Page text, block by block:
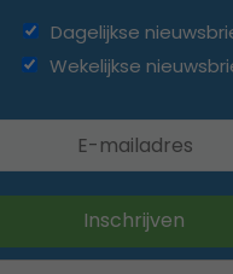
Dagelijkse
Wekelijkse